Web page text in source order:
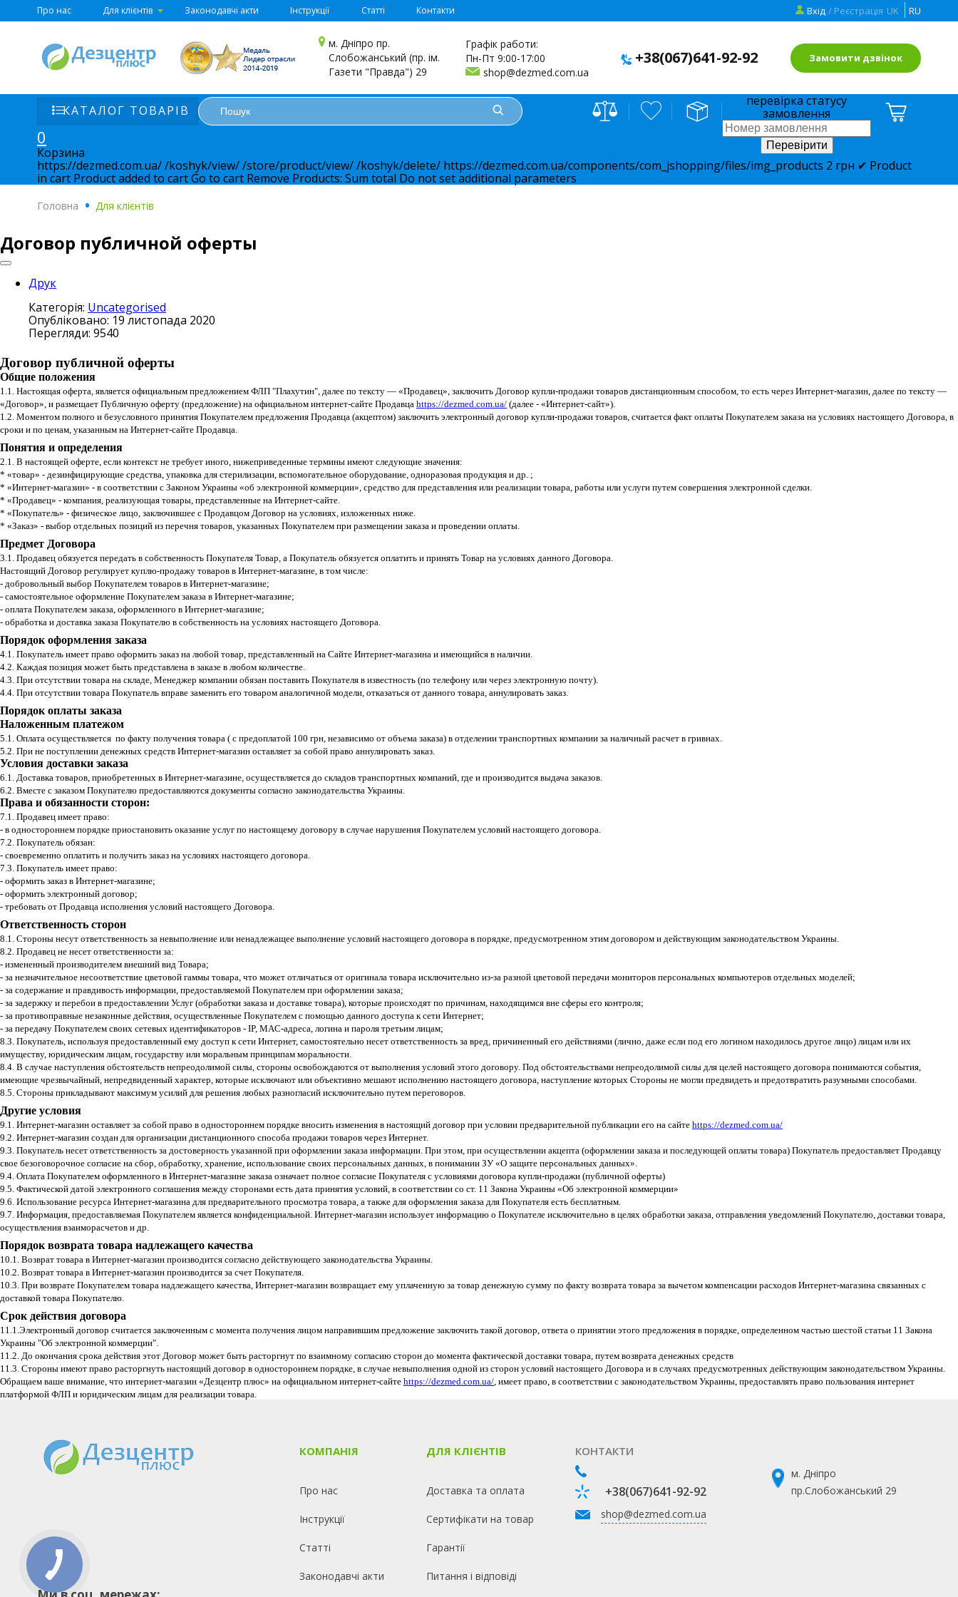
Про нас Для клієнтів Законодавчі акти Інструкції Статті Контакти Вхід / Реєстрація UK RU
м. Дніпро пр.
Слобожанський (пр. ім.
Газети "Правда") 29
Графік работи:
Пн-Пт 9:00-17:00
shop@dezmed.com.ua
+38(067)641-92-92 Замовити дзвінок
КАТАЛОГ ТОВАРІВ
перевірка статусу
замовлення
0
Корзина
https://dezmed.com.ua//koshyk/view//store/product/view//koshyk/delete/ https://dezmed.com.ua/components/com_jshopping/files/img_products 2 грн ✔ Product
in cart Product added to cartGo to cart Remove Products: Sum total Do not set additional parameters
Головна . Для клієнтів
Договор публичной оферты
Друк
Категорія: Uncategorised
Опубліковано: 19 листопада 2020
Перегляди: 9540
Договор публичной оферты
Общие положения
1.1. Настоящая оферта, является официальным предложением ФЛП "Плахутин", далее по тексту — «Продавец», заключить Договор купли-продажи товаров дистанционным способом, то есть через Интернет-магазин, далее по тексту —
«Договор», и размещает Публичную оферту (предложение) на официальном интернет-сайте Продавца https://dezmed.com.ua/ (далее - «Интернет-сайт»).
1.2. Моментом полного и безусловного принятия Покупателем предложения Продавца (акцептом) заключить электронный договор купли-продажи товаров, считается факт оплаты Покупателем заказа на условиях настоящего Договора, в
сроки и по ценам, указанным на Интернет-сайте Продавца.
Понятия и определения
2.1. В настоящей оферте, если контекст не требует иного, нижеприведенные термины имеют следующие значения:
* «товар» - дезинфицирующие средства, упаковка для стерилизации, вспомогательное оборудование, одноразовая продукция и др. ;
* «Интернет-магазин» - в соответствии с Законом Украины «об электронной коммерции», средство для представления или реализации товара, работы или услуги путем совершения электронной сделки.
* «Продавец» - компания, реализующая товары, представленные на Интернет-сайте.
* «Покупатель» - физическое лицо, заключившее с Продавцом Договор на условиях, изложенных ниже.
* «Заказ» - выбор отдельных позиций из перечня товаров, указанных Покупателем при размещении заказа и проведении оплаты.
Предмет Договора
3.1. Продавец обязуется передать в собственность Покупателя Товар, а Покупатель обязуется оплатить и принять Товар на условиях данного Договора.
Настоящий Договор регулирует куплю-продажу товаров в Интернет-магазине, в том числе:
- добровольный выбор Покупателем товаров в Интернет-магазине;
- самостоятельное оформление Покупателем заказа в Интернет-магазине;
- оплата Покупателем заказа, оформленного в Интернет-магазине;
- обработка и доставка заказа Покупателю в собственность на условиях настоящего Договора.
Порядок оформления заказа
4.1. Покупатель имеет право оформить заказ на любой товар, представленный на Сайте Интернет-магазина и имеющийся в наличии.
4.2. Каждая позиция может быть представлена в заказе в любом количестве.
4.3. При отсутствии товара на складе, Менеджер компании обязан поставить Покупателя в известность (по телефону или через электронную почту).
4.4. При отсутствии товара Покупатель вправе заменить его товаром аналогичной модели, отказаться от данного товара, аннулировать заказ.
Порядок оплаты заказа
Наложенным платежом
5.1. Оплата осуществляется по факту получения товара ( с предоплатой 100 грн, независимо от объема заказа) в отделении транспортных компании за наличный расчет в гривнах.
5.2. При не поступлении денежных средств Интернет-магазин оставляет за собой право аннулировать заказ.
Условия доставки заказа
6.1. Доставка товаров, приобретенных в Интернет-магазине, осуществляется до складов транспортных компаний, где и производится выдача заказов.
6.2. Вместе с заказом Покупателю предоставляются документы согласно законодательства Украины.
Права и обязанности сторон:
7.1. Продавец имеет право:
- в одностороннем порядке приостановить оказание услуг по настоящему договору в случае нарушения Покупателем условий настоящего договора.
7.2. Покупатель обязан:
- своевременно оплатить и получить заказ на условиях настоящего договора.
7.3. Покупатель имеет право:
- оформить заказ в Интернет-магазине;
- оформить электронный договор;
- требовать от Продавца исполнения условий настоящего Договора.
Ответственность сторон
8.1. Стороны несут ответственность за невыполнение или ненадлежащее выполнение условий настоящего договора в порядке, предусмотренном этим договором и действующим законодательством Украины.
8.2. Продавец не несет ответственности за:
- измененный производителем внешний вид Товара;
- за незначительное несоответствие цветовой гаммы товара, что может отличаться от оригинала товара исключительно из-за разной цветовой передачи мониторов персональных компьютеров отдельных моделей;
- за содержание и правдивость информации, предоставляемой Покупателем при оформлении заказа;
- за задержку и перебои в предоставлении Услуг (обработки заказа и доставке товара), которые происходят по причинам, находящимся вне сферы его контроля;
- за противоправные незаконные действия, осуществленные Покупателем с помощью данного доступа к сети Интернет;
- за передачу Покупателем своих сетевых идентификаторов - IP, MAC-адреса, логина и пароля третьим лицам;
8.3. Покупатель, используя предоставленный ему доступ к сети Интернет, самостоятельно несет ответственность за вред, причиненный его действиями (лично, даже если под его логином находилось другое лицо) лицам или их
имуществу, юридическим лицам, государству или моральным принципам моральности.
8.4. В случае наступления обстоятельств непреодолимой силы, стороны освобождаются от выполнения условий этого договору. Под обстоятельствами непреодолимой силы для целей настоящего договора понимаются события,
имеющие чрезвычайный, непредвиденный характер, которые исключают или объективно мешают исполнению настоящего договора, наступление которых Стороны не могли предвидеть и предотвратить разумными способами.
8.5. Стороны прикладывают максимум усилий для решения любых разногласий исключительно путем переговоров.
Другие условия
9.1. Интернет-магазин оставляет за собой право в одностороннем порядке вносить изменения в настоящий договор при условии предварительной публикации его на сайте https://dezmed.com.ua/
9.2. Интернет-магазин создан для организации дистанционного способа продажи товаров через Интернет.
9.3. Покупатель несет ответственность за достоверность указанной при оформлении заказа информации. При этом, при осуществлении акцепта (оформлении заказа и последующей оплаты товара) Покупатель предоставляет Продавцу
свое безоговорочное согласие на сбор, обработку, хранение, использование своих персональных данных, в понимании ЗУ «О защите персональных данных».
9.4. Оплата Покупателем оформленного в Интернет-магазине заказа означает полное согласие Покупателя с условиями договора купли-продажи (публичной оферты)
9.5. Фактической датой электронного соглашения между сторонами есть дата принятия условий, в соответствии со ст. 11 Закона Украины «Об электронной коммерции»
9.6. Использование ресурса Интернет-магазина для предварительного просмотра товара, а также для оформления заказа для Покупателя есть бесплатным.
9.7. Информация, предоставляемая Покупателем является конфиденциальной. Интернет-магазин использует информацию о Покупателе исключительно в целях обработки заказа, отправления уведомлений Покупателю, доставки товара,
осуществления взаиморасчетов и др.
Порядок возврата товара надлежащего качества
10.1. Возврат товара в Интернет-магазин производится согласно действующего законодательства Украины.
10.2. Возврат товара в Интернет-магазин производится за счет Покупателя.
10.3. При возврате Покупателем товара надлежащего качества, Интернет-магазин возвращает ему уплаченную за товар денежную сумму по факту возврата товара за вычетом компенсации расходов Интернет-магазина связанных с
доставкой товара Покупателю.
Срок действия договора
11.1.Электронный договор считается заключенным с момента получения лицом направившим предложение заключить такой договор, ответа о принятии этого предложения в порядке, определенном частью шестой статьи 11 Закона
Украины "Об электронной коммерции".
11.2. До окончания срока действия этот Договор может быть расторгнут по взаимному согласию сторон до момента фактической доставки товара, путем возврата денежных средств
11.3. Стороны имеют право расторгнуть настоящий договор в одностороннем порядке, в случае невыполнения одной из сторон условий настоящего Договора и в случаях предусмотренных действующим законодательством Украины.
Обращаем ваше внимание, что интернет-магазин «Дезцентр плюс» на официальном интернет-сайте https://dezmed.com.ua/, имеет право, в соответствии с законодательством Украины, предоставлять право пользования интернет
платформой ФЛП и юридическим лицам для реализации товара.
КОМПАНІЯ
Про нас
Інструкції
Статті
Законодавчі акти
ДЛЯ КЛІЄНТІВ
Доставка та оплата
Сертифікати на товар
Гарантії
Питання і відповіді
КОНТАКТИ
+38(067)641-92-92
shop@dezmed.com.ua
м. Дніпро
пр.Слобожанський 29